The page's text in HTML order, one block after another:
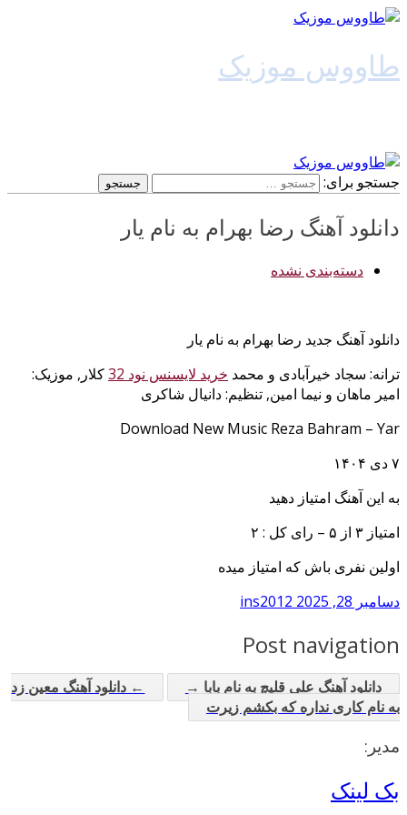
طاووس موزیک
جستجو برای:
دانلود آهنگ رضا بهرام به نام یار
دسته‌بندی نشده
دانلود آهنگ جدید رضا بهرام به نام یار
ترانه: سجاد خیرآبادی و محمد خرید لایسنس نود 32
کلار, موزیک:
امیر ماهان و نیما امین, تنظیم: دانیال شاکری
Download New Music Reza Bahram – Yar
۷ دی ۱۴۰۴
به این آهنگ امتیاز دهید
امتیاز ۳ از ۵ – رای کل : ۲
اولین نفری باش که امتیاز میده
دسامبر 28, 2025
ins2012
Post navigation
دانلود آهنگ علی قلیچ به نام بابا →
← دانلود آهنگ معین زد
به نام کاری نداره که بکشم زیرت
مدیر:
بک لینک